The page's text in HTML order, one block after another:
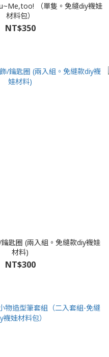
（單隻。免縫diy襪娃
材料包）
NT$350
匙圈 (兩入組。免縫款diy襪娃
材料)
NT$300